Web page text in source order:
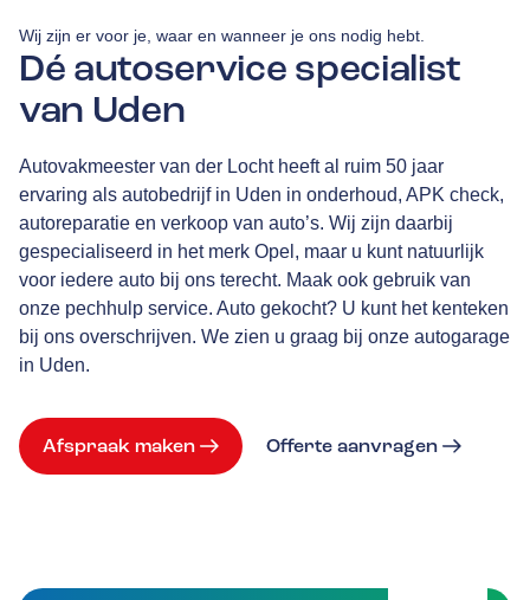
Dé autoservice specialist
van Uden
Wij zijn er voor je, waar en wanneer je ons nodig hebt.
Autovakmeester van der Locht heeft al ruim 50 jaar
ervaring als autobedrijf in Uden in onderhoud, APK check,
autoreparatie en verkoop van auto’s. Wij zijn daarbij
gespecialiseerd in het merk Opel, maar u kunt natuurlijk
voor iedere auto bij ons terecht. Maak ook gebruik van
onze pechhulp service. Auto gekocht? U kunt het kenteken
bij ons overschrijven. We zien u graag bij onze autogarage
in Uden.
Afspraak maken Offerte aanvragen